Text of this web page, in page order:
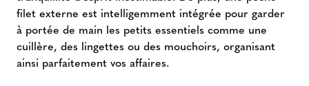
filet externe est intelligemment intégrée pour garder
à portée de main les petits essentiels comme une
cuillère, des lingettes ou des mouchoirs, organisant
ainsi parfaitement vos affaires.